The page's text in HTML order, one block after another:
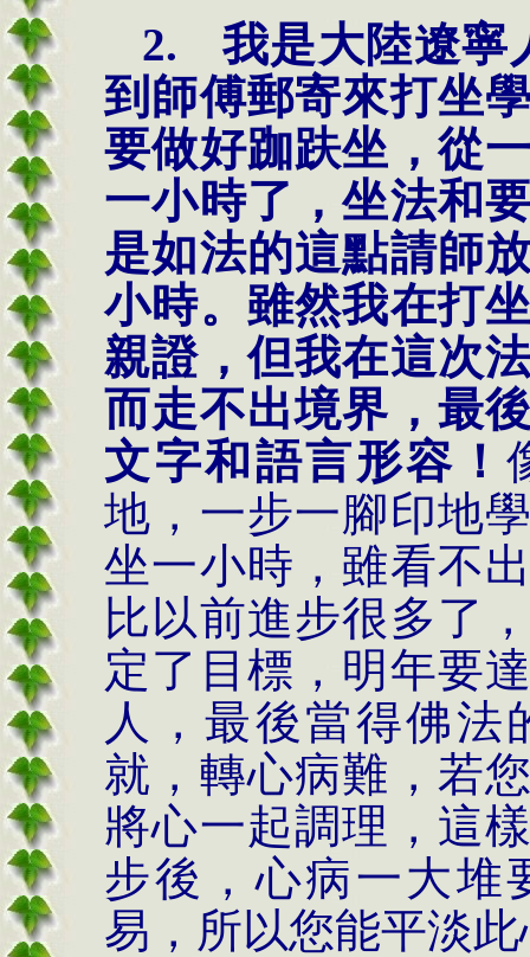
2.
我是大陸遼寧
到師傅郵寄來打坐
要做好跏趺坐，從
一小時了，坐法和
是如法的這點請師
小時。雖然我在打
親證，但我在這次
而走不出境界，最
文字和語言形容！
地，一步一腳印地
坐一小時，雖看不
比以前進步很多了
定了目標，明年要
人，最後當得佛法
就，轉心病難，若
將心一起調理，這
步後，心病一大堆
易，所以您能平淡